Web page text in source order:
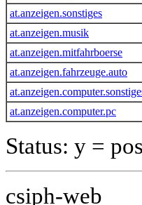
at.anzeigen.sonstiges
at.anzeigen.musik
at.anzeigen.mitfahrboerse
at.anzeigen.fahrzeuge.auto
at.anzeigen.computer.pc
Status: y =
csiph-web